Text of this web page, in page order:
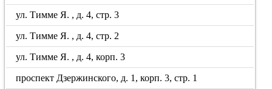
ул. Тимме Я. , д. 4, стр. 3
ул. Тимме Я. , д. 4, стр. 2
ул. Тимме Я. , д. 4, корп. 3
проспект Дзержинского, д. 1, корп. 3, стр. 1